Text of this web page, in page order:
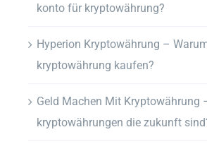
konto für kryptowährung?
Hyperion Kryptowährung –
kryptowährung kaufen?
Geld Machen Mit Kryptowährung
kryptowährungen die zukunft